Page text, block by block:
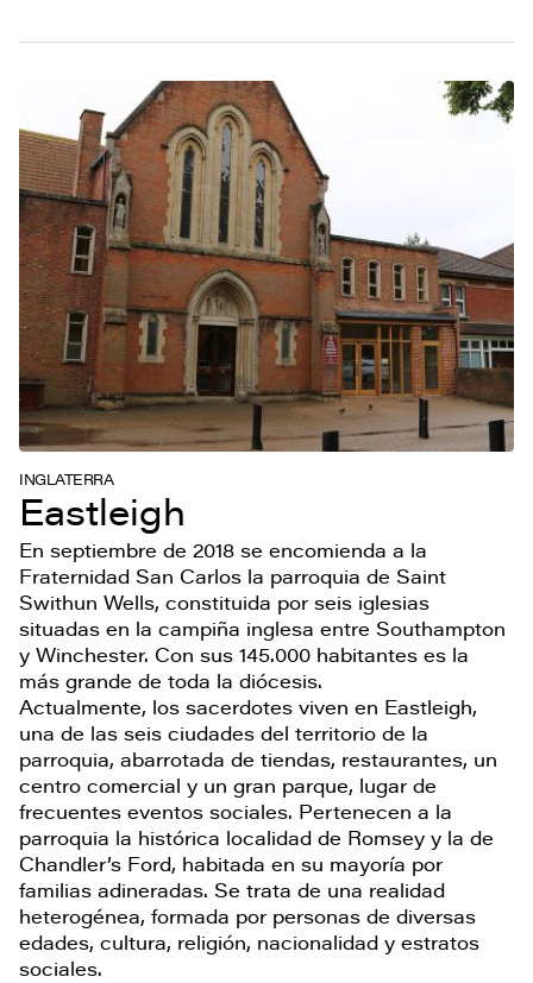
INGLATERRA
Eastleigh
En septiembre de 2018 se encomienda a la
Fraternidad San Carlos la parroquia de Saint
Swithun Wells, constituida por seis iglesias
situadas en la campiña inglesa entre Southampton
y Winchester. Con sus 145.000 habitantes es la
más grande de toda la diócesis.
Actualmente, los sacerdotes viven en Eastleigh,
una de las seis ciudades del territorio de la
parroquia, abarrotada de tiendas, restaurantes, un
centro comercial y un gran parque, lugar de
frecuentes eventos sociales. Pertenecen a la
parroquia la histórica localidad de Romsey y la de
Chandler’s Ford, habitada en su mayoría por
familias adineradas. Se trata de una realidad
heterogénea, formada por personas de diversas
edades, cultura, religión, nacionalidad y estratos
sociales.